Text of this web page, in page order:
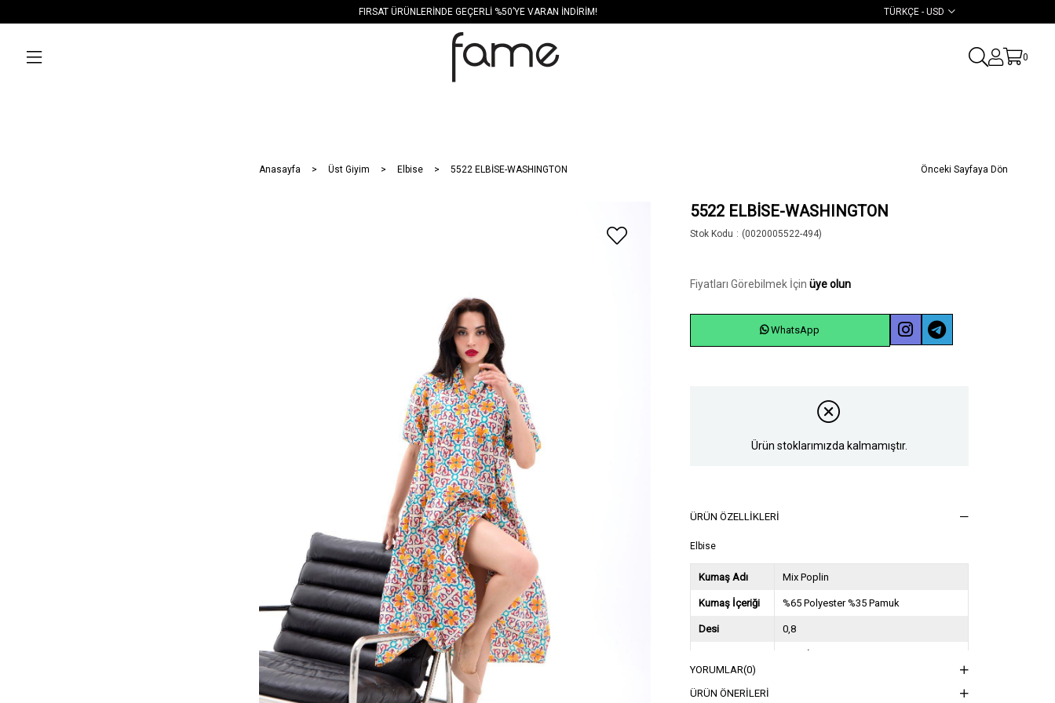
FIRSAT ÜRÜNLERİNDE GEÇERLİ %50’YE VARAN İNDİRİM! TÜRKÇE - USD
0
Anasayfa Üst Giyim Elbise 5522 ELBİSE-WASHINGTON Önceki Sayfaya Dön
5522 ELBİSE-WASHINGTON
Stok Kodu (0020005522-494)
Fiyatları Görebilmek İçin üye olun
WhatsApp
Ürün stoklarımızda kalmamıştır.
ÜRÜN ÖZELLIKLERI
Elbise
Kumaş Adı Mix Poplin
Kumaş İçeriği %65 Polyester %35 Pamuk
Desi 0,8
2024 İlkbahar Yaz
YORUMLAR(0)
ÜRÜN ÖNERILERI